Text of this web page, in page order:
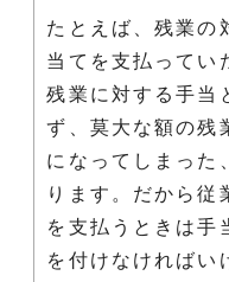
たとえば、残業の
当てを支払ってい
残業に対する手当
ず、莫大な額の残
になってしまった
ります。だから従
を支払うときは手
を付けなければい